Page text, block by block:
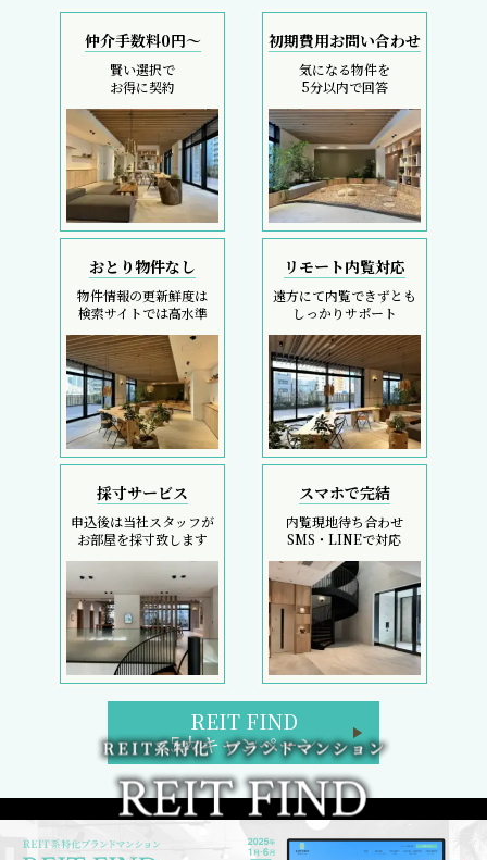
仲介手数料0円～
賢い選択で
お得に契約
初期費用お問い合わせ
気になる物件を
5分以内で回答
おとり物件なし
物件情報の更新鮮度は
検索サイトでは高水準
リモート内覧対応
遠方にて内覧できずとも
しっかりサポート
採寸サービス
申込後は当社スタッフが
お部屋を採寸致します
スマホで完結
内覧現地待ち合わせ
SMS・LINEで対応
REIT FIND
5大キャンペーン